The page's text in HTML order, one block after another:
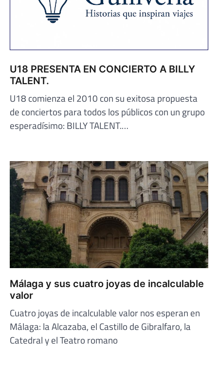
U18 PRESENTA EN CONCIERTO A BILLY
TALENT.
U18 comienza el 2010 con su exitosa propuesta
de conciertos para todos los públicos con un grupo
esperadísimo: BILLY TALENT.…
Málaga y sus cuatro joyas de incalculable
valor
Cuatro joyas de incalculable valor nos esperan en
Málaga: la Alcazaba, el Castillo de Gibralfaro, la
Catedral y el Teatro romano